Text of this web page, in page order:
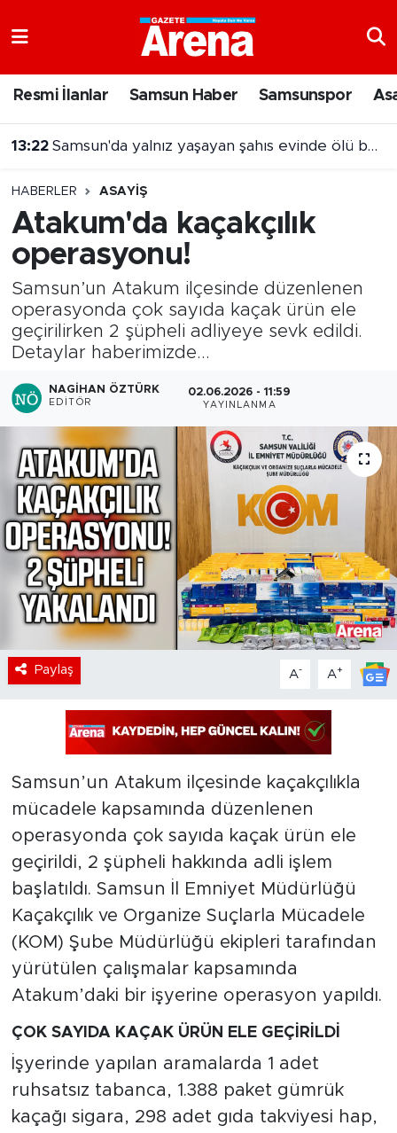
Resmi İlanlar Samsun Haber Samsunspor
13:22 Samsun'da yalnız yaşayan şahıs evinde ölü bulundu
HABERLER ASAYIŞ
Atakum'da kaçakçılık
operasyonu!
Samsun’un Atakum ilçesinde düzenlenen
operasyonda çok sayıda kaçak ürün ele
geçirilirken 2 şüpheli adliyeye sevk edildi.
Detaylar haberimizde...
NAGIHAN ÖZTÜRK
EDITÖR
02.06.2026 - 11:59
YAYINLANMA
Paylaş A- A+
Samsun’un Atakum ilçesinde kaçakçılıkla
mücadele kapsamında düzenlenen
operasyonda çok sayıda kaçak ürün ele
geçirildi, 2 şüpheli hakkında adli işlem
başlatıldı. Samsun İl Emniyet Müdürlüğü
Kaçakçılık ve Organize Suçlarla Mücadele
(KOM) Şube Müdürlüğü ekipleri tarafından
yürütülen çalışmalar kapsamında
Atakum’daki bir işyerine operasyon yapıldı.
ÇOK SAYIDA KAÇAK ÜRÜN ELE GEÇİRİLDİ
İşyerinde yapılan aramalarda 1 adet
ruhsatsız tabanca, 1.388 paket gümrük
kaçağı sigara, 298 adet gıda takviyesi hap,
Samsun Namaz Vakitleri
Trafik Durumu
Süper Lig Puan Durumu ve Fikstür
Tüm Manşetler
Son Dakika Haberleri
Haber Arşivi